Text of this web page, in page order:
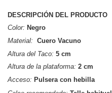
DESCRIPCIÓN DEL PRODUCTO
Color: Negro
Material: Cuero Vacuno
Altura del Taco: 5 cm
Altura de la plataforma: 2 cm
Acceso: Pulsera con hebilla